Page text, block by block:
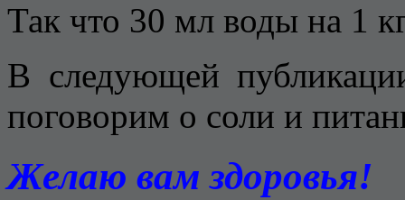
Так что 30 мл воды на 1
В следующей
поговорим о соли и
Желаю вам здоровья!